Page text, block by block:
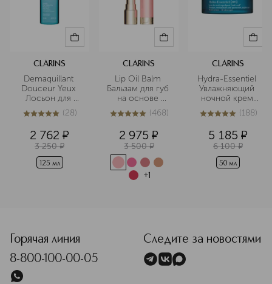
CLARINS
Demaquillant
Douceur Yeux
Лосьон для
снятия макияжа
с
глаз
5из 528 (28)
2 762 ¤
3 250 ¤
125 мл
CLARINS
Lip Oil Balm
Бальзам для губ
на основе
масел
4.9из5468 (468)
2 975 ¤
3 500 ¤
+1
CLARINS
Hydra-Essentiel
Увлажняющий
ночной крем
для любого
типа кожи
5из 5188 (188)
5 185 ¤
6 100 ¤
50 мл
Горячая линия
8-800-100-00-05
Следите за новостями